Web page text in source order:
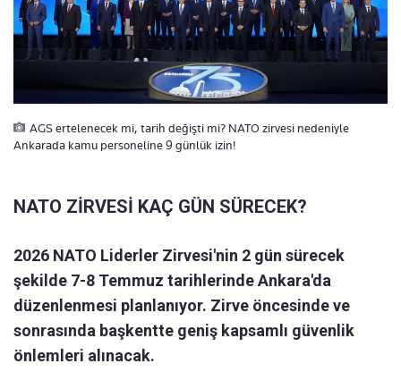
AGS ertelenecek mi, tarih değişti mi? NATO zirvesi nedeniyle
Ankarada kamu personeline 9 günlük izin!
NATO ZİRVESİ KAÇ GÜN SÜRECEK?
2026 NATO Liderler Zirvesi'nin 2 gün sürecek
şekilde 7-8 Temmuz tarihlerinde Ankara'da
düzenlenmesi planlanıyor. Zirve öncesinde ve
sonrasında başkentte geniş kapsamlı güvenlik
önlemleri alınacak.